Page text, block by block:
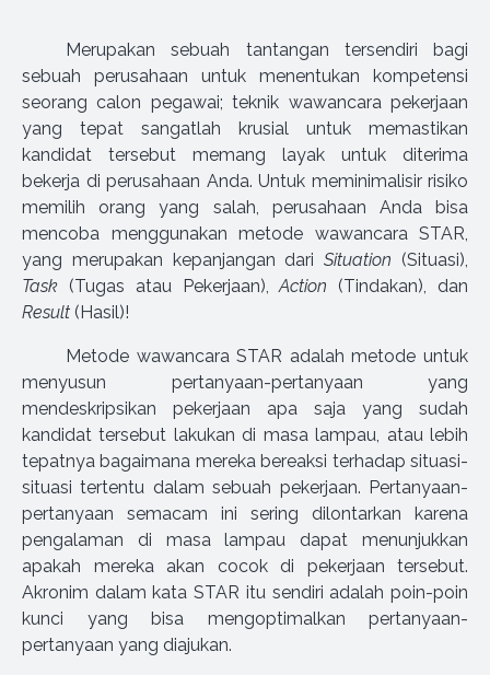
Merupakan sebuah tantangan tersendiri bagi
sebuah perusahaan untuk menentukan kompetensi
seorang calon pegawai; teknik wawancara pekerjaan
yang tepat sangatlah krusial untuk memastikan
kandidat tersebut memang layak untuk diterima
bekerja di perusahaan Anda. Untuk meminimalisir risiko
memilih orang yang salah, perusahaan Anda bisa
mencoba menggunakan metode wawancara STAR,
yang merupakan kepanjangan dariSituation (Situasi),
Task (Tugas atau Pekerjaan),Action (Tindakan), dan
Result (Hasil)!
Metode wawancara STAR adalah metode untuk
menyusun pertanyaan-pertanyaan yang
mendeskripsikan pekerjaan apa saja yang sudah
kandidat tersebut lakukan di masa lampau, atau lebih
tepatnya bagaimana mereka bereaksi terhadap situasi-
situasi tertentu dalam sebuah pekerjaan. Pertanyaan-
pertanyaan semacam ini sering dilontarkan karena
pengalaman di masa lampau dapat menunjukkan
apakah mereka akan cocok di pekerjaan tersebut.
Akronim dalam kata STAR itu sendiri adalah poin-poin
kunci yang bisa mengoptimalkan pertanyaan-
pertanyaan yang diajukan.